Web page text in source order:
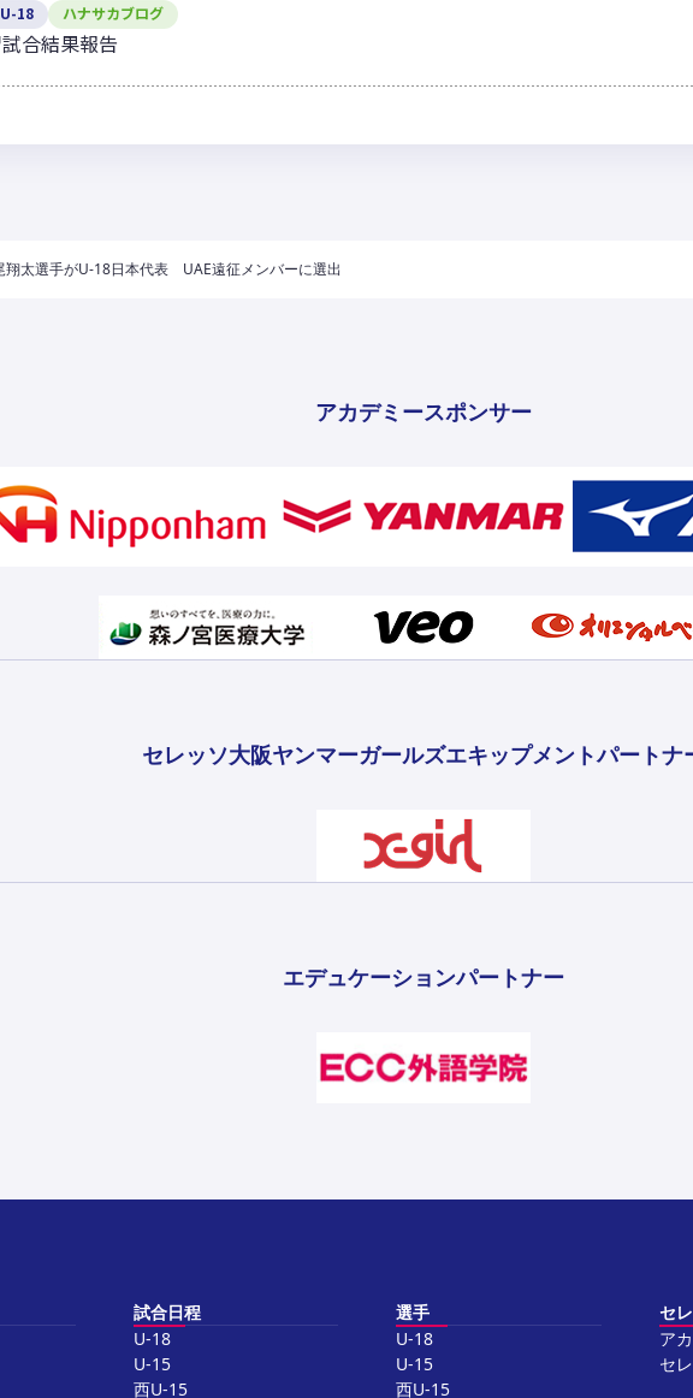
U-18 ハナサカブログ
合結果報告
翔太選手がU-18日本代表 UAE遠征メンバーに選出
アカデミースポンサー
セレッソ大阪ヤンマーガールズエキップメントパートナ
エデュケーションパートナー
試合日程
U-18
U-15
西U-15
選手
U-18
U-15
西U-15
セ
ア
セ